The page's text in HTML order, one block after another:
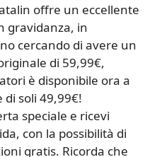
offre un eccellente
gravidanza, in
cercando di avere un
di 59,99€,
è disponibile ora a
soli 49,99€!
speciale e ricevi
con la possibilità di
gratis. Ricorda che